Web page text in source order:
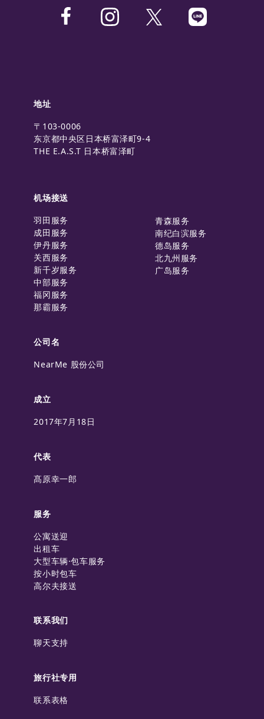
地址
〒103-0006
东京都中央区日本桥富泽町9-4
THE E.A.S.T 日本桥富泽町
机场接送
羽田服务
成田服务
伊丹服务
关西服务
新千岁服务
中部服务
福冈服务
那霸服务
公司名
NearMe 股份公司
成立
2017年7月18日
代表
髙原幸一郎
服务
公寓送迎
出租车
大型车辆·包车服务
按小时包车
高尔夫接送
联系我们
聊天支持
旅行社专用
联系表格
青森服务
南纪白滨服务
德岛服务
北九州服务
广岛服务